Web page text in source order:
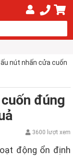
nút nhấn cửa cuốn
đúng
3600 lượt xem
động ổn định